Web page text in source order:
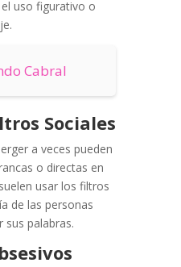
uso figurativo o
Cabral
Sociales
a veces pueden
o directas en
usar los filtros
de las personas
sus palabras.